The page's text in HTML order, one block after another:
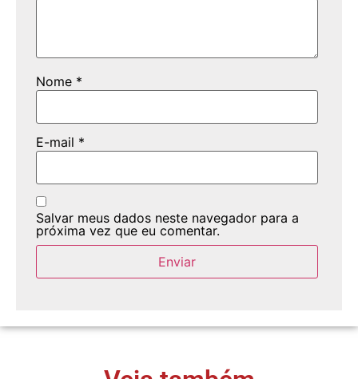
Nome *
E-mail *
Salvar meus dados neste navegador para a
próxima vez que eu comentar.